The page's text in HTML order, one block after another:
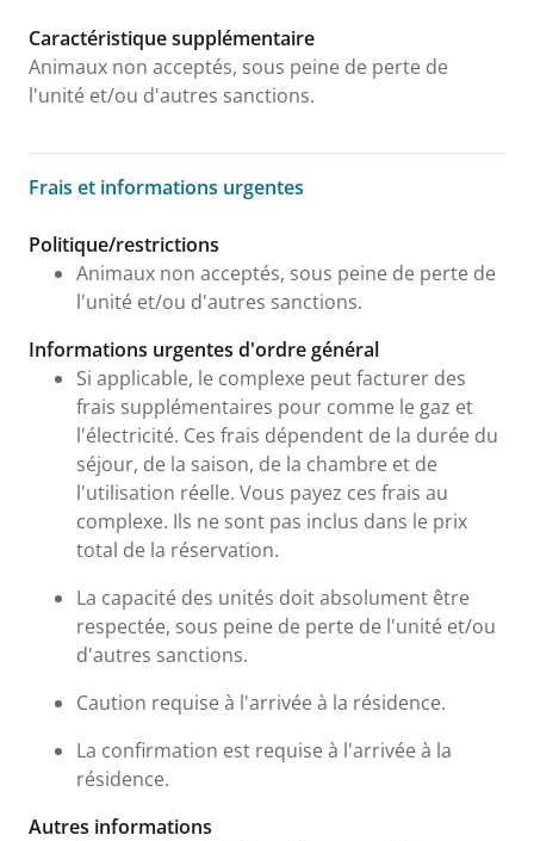
Caractéristique supplémentaire
Animaux non acceptés, sous peine de perte de
l'unité et/ou d'autres sanctions.
Frais et informations urgentes
Frais et informations urgentes
Politique/restrictions
Animaux non acceptés, sous peine de perte de
l'unité et/ou d'autres sanctions.
Informations urgentes d'ordre général
Si applicable, le complexe peut facturer des
frais supplémentaires pour comme le gaz et
l'électricité. Ces frais dépendent de la durée du
séjour, de la saison, de la chambre et de
l'utilisation réelle. Vous payez ces frais au
complexe. Ils ne sont pas inclus dans le prix
total de la réservation.
La capacité des unités doit absolument être
respectée, sous peine de perte de l'unité et/ou
d'autres sanctions.
Caution requise à l'arrivée à la résidence.
La confirmation est requise à l'arrivée à la
résidence.
Autres informations